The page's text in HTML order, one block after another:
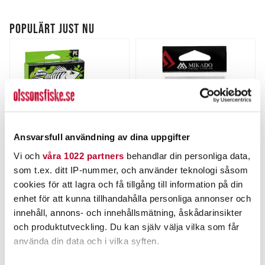
Ansvarsfull användning av dina uppgifter
Vi och våra 1022 partners behandlar din personliga data,
som t.ex. ditt IP-nummer, och använder teknologi såsom
cookies för att lagra och få tillgång till information på din
enhet för att kunna tillhandahålla personliga annonser och
innehåll, annons- och innehållsmätning, åskådarinsikter
och produktutveckling. Du kan själv välja vilka som får
använda din data och i vilka syften.
POPULÄRT JUST NU
BERKLEY
Berkley Sick Braid HV
Yellow 150m
Nuvarande pris:
249,00 krTidigare pris:
339,00 kr
MIKADO
Mikado Fastlockhake med
lekande 10st.
Nuvarande pris:
19,00 krTidigare pris:
21,00 kr
19,00 kr